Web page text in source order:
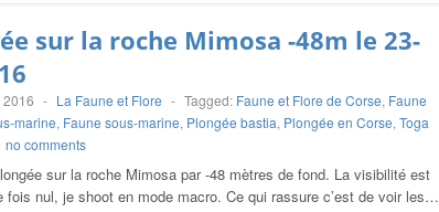
sur la roche Mimosa -48m le 23-
- La Faune et Flore - Tagged: Faune et Flore de Corse, Faune
marine, Faune sous-marine, Plongée bastia, Plongée en Corse, Toga
no comments
sur la roche Mimosa par -48 mètres de fond. La visibilité est
fois nul, je shoot en mode macro. Ce qui rassure c’est de voir les…